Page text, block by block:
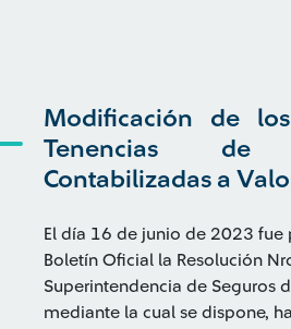
Modificación de
Tenencias de
Contabilizadas a
El día 16 de junio de 2023 fue
Boletín Oficial la Resolución
Superintendencia de Seguros
mediante la cual se dispone,